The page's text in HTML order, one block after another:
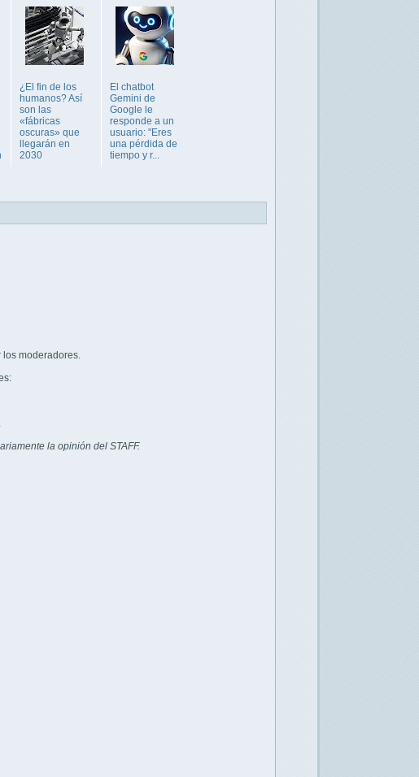
¿El fin de los
humanos? Así
son las
«fábricas
oscuras» que
llegarán en
2030
El chatbot
Gemini de
Google le
responde a un
usuario: "Eres
una pérdida de
tiempo y r...
los moderadores.
la opinión del STAFF.